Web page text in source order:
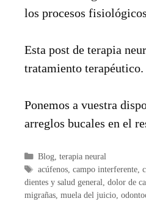
los procesos
Esta post de terapia
tratamiento terapéutico.
Ponemos a vuestra
arreglos bucales en el
Categorías
Blog, terapia neural
Etiquetas
acúfenos, campo interferente,
dientes y salud general, dolor de
migrañas, muela del juicio,